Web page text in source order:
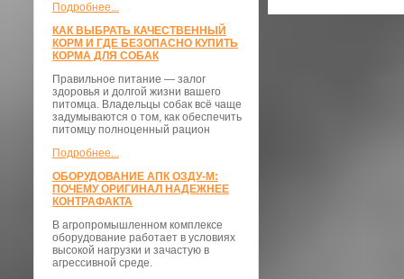
Подробнее...
КАК ВЫБРАТЬ КАЧЕСТВЕННЫЙ
КОРМ И ГДЕ БЕЗОПАСНО КУПИТЬ
КОРМА ДЛЯ СОБАК
Правильное питание — залог
здоровья и долгой жизни вашего
питомца. Владельцы собак всё чаще
задумываются о том, как обеспечить
питомцу полноценный рацион
Подробнее...
ОБОРУДОВАНИЕ АПК ОЗДУ-М:
ПОЧЕМУ ОРИГИНАЛ НАДЕЖНЕЕ
КОНТРАФАКТА
В агропромышленном комплексе
оборудование работает в условиях
высокой нагрузки и зачастую в
агрессивной среде.